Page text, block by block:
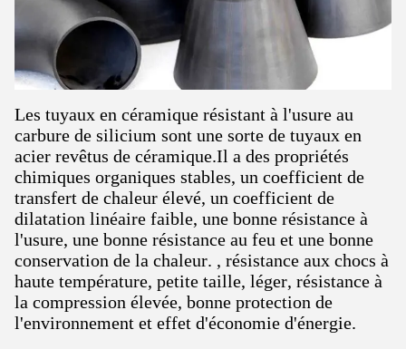
Les tuyaux en céramique résistant à l'usure au
carbure de silicium sont une sorte de tuyaux en
acier revêtus de céramique.Il a des propriétés
chimiques organiques stables, un coefficient de
transfert de chaleur élevé, un coefficient de
dilatation linéaire faible, une bonne résistance à
l'usure, une bonne résistance au feu et une bonne
conservation de la chaleur. , résistance aux chocs à
haute température, petite taille, léger, résistance à
la compression élevée, bonne protection de
l'environnement et effet d'économie d'énergie.